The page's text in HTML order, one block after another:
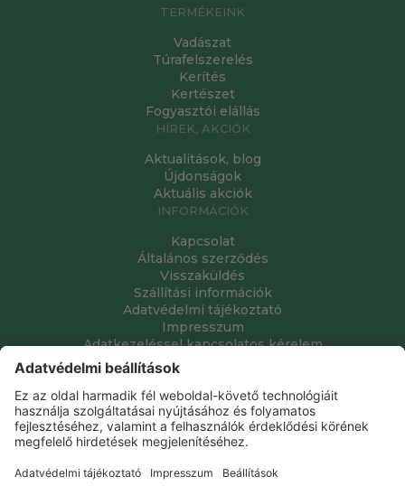
TERMÉKEINK
Vadászat
Túrafelszerelés
Kerítés
Kertészet
Fogyasztói elállás
HÍREK, AKCIÓK
Aktualitások, blog
Újdonságok
Aktuális akciók
INFORMÁCIÓK
Kapcsolat
Általános szerződés
Visszaküldés
Szállítási információk
Adatvédelmi tájékoztató
Impresszum
Adatkezeléssel kapcsolatos kérelem